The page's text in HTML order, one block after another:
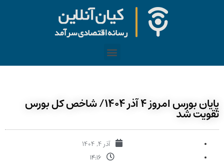
پایان بورس امروز ۴ آذر ۱۴۰۴/ شاخص کل بورس
تقویت شد
آذر ۴, ۱۴۰۴
۱۴:۱۶